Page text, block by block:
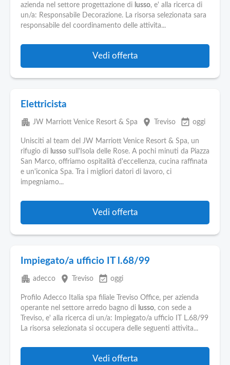
azienda nel settore progettazione di lusso, e' alla ricerca di
un/a: Responsabile Decorazione. La risorsa selezionata sara
responsabile del coordinamento delle attivita...
Vedi offerta
Elettricista
apartment JW Marriott Venice Resort & Spa place Treviso event_available oggi
Unisciti al team del JW Marriott Venice Resort & Spa, un
rifugio di lusso sull'Isola delle Rose. A pochi minuti da Piazza
San Marco, offriamo ospitalità d'eccellenza, cucina raffinata
e un'iconica Spa. Tra i migliori datori di lavoro, ci
impegniamo...
Vedi offerta
Impiegato/a ufficio IT l.68/99
apartment adecco place Treviso event_available oggi
Profilo Adecco Italia spa filiale Treviso Office, per azienda
operante nel settore arredo bagno di lusso, con sede a
Treviso, e' alla ricerca di un/a: Impiegato/a ufficio IT L.68/99
La risorsa selezionata si occupera delle seguenti attivita...
Vedi offerta